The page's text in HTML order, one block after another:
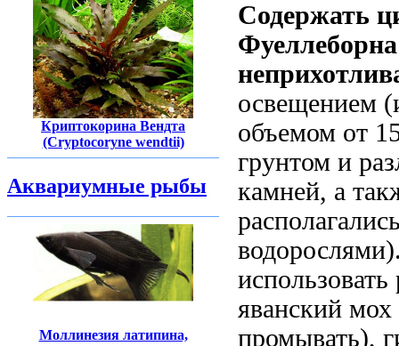
Криптокорина Вендта
(Cryptocoryne wendtii)
Аквариумные рыбы
Моллинезия латипина,
Содержать
освещением
объемом от
грунтом и
камней, а
яванский
промывать),